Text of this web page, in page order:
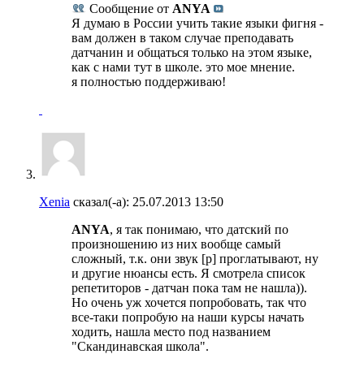
Сообщение от ANYA
Я думаю в России учить такие языки фигня -
вам должен в таком случае преподавать
датчанин и общаться только на этом языке,
как с нами тут в школе. это мое мнение.
я полностью поддерживаю!
Xenia сказал(-а): 25.07.2013 13:50
ANYA, я так понимаю, что датский по
произношению из них вообще самый
сложный, т.к. они звук [р] проглатывают, ну
и другие нюансы есть. Я смотрела список
репетиторов - датчан пока там не нашла)).
Но очень уж хочется попробовать, так что
все-таки попробую на наши курсы начать
ходить, нашла место под названием
"Скандинавская школа".